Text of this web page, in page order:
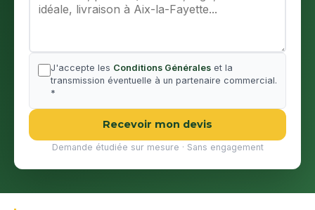
J'accepte les Conditions Générales et la
transmission éventuelle à un partenaire commercial.
*
Recevoir mon devis
Demande étudiée sur mesure · Sans engagement